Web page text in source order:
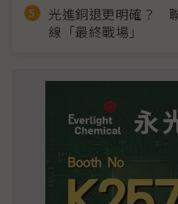
光進銅退更明確？
線「最終戰場」